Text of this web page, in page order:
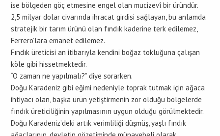
ise bölgeden göç etmesine engel olan mucizevî bir üründür.
2,5 milyar dolar civarında ihracat girdisi sağlayan, bu anlamda
stratejik bir tarım ürünü olan fındık kaderine terk edilemez,
Ferrero’lara emanet edilemez.
Fındık üreticisi an itibarıyla kendini boğaz tokluğuna çalışan
köle gibi hissetmektedir.
“O zaman ne yapılmalı?” diye sorarken.
Doğu Karadeniz gibi eğimi nedeniyle toprak tutmak için ağaca
ihtiyacı olan, başka ürün yetiştirmenin zor olduğu bölgelerde
fındık üreticiliğinin yapılmasının uygun olduğu görülmektedir.
Doğu Karadeniz’deki artık verimliliği düşmüş, yaşlı fındık